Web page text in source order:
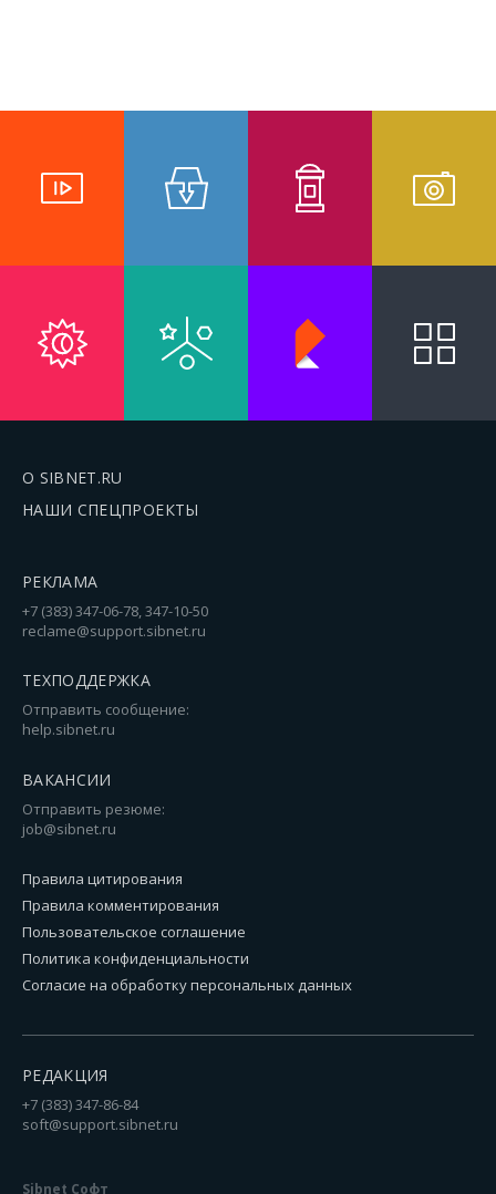
О SIBNET.RU
НАШИ СПЕЦПРОЕКТЫ
РЕКЛАМА
+7 (383) 347-06-78, 347-10-50
reclame@support.sibnet.ru
ТЕХПОДДЕРЖКА
Отправить сообщение:
help.sibnet.ru
ВАКАНСИИ
Отправить резюме:
job@sibnet.ru
Правила цитирования
Правила комментирования
Пользовательское соглашение
Политика конфиденциальности
Согласие на обработку персональных данных
РЕДАКЦИЯ
+7 (383) 347-86-84
soft@support.sibnet.ru
Sibnet Софт